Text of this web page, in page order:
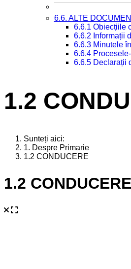
6.6. ALTE
6.6.1 Obiecțiile
6.6.2 Informații
6.6.3 Minutele
6.6.4
6.6.5 Declarații
1.2
Sunteți aici:
1. Despre Primarie
1.2 CONDUCERE
1.2 CONDUCERE